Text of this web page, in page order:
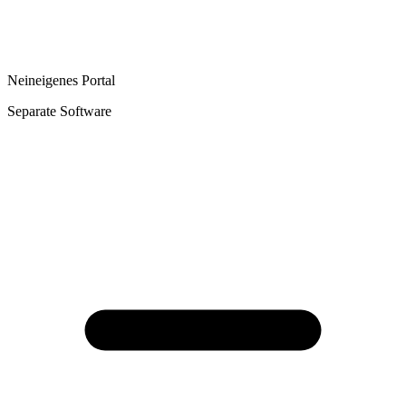
Neineigenes Portal
Separate Software